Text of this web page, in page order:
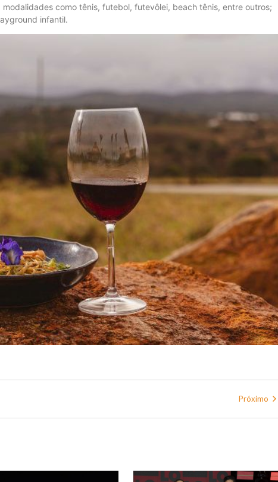
como tênis, futebol, futevôlei, beach tênis, entre outros;
infantil.
Próximo